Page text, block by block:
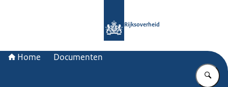
Rijksoverheid
Home Documenten